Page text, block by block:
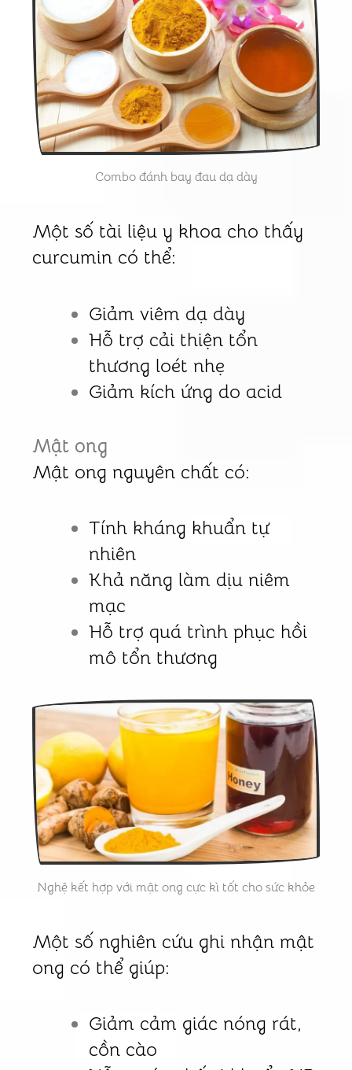
Combo đánh bay đau dạ dày
Một số tài liệu y khoa cho thấy
curcumin có thể:
Giảm viêm dạ dày
Hỗ trợ cải thiện tổn
thương loét nhẹ
Giảm kích ứng do acid
Mật ong
Mật ong nguyên chất có:
Tính kháng khuẩn tự
nhiên
Khả năng làm dịu niêm
mạc
Hỗ trợ quá trình phục hồi
mô tổn thương
Nghệ kết hợp với mật ong cực kì tốt cho sức khỏe
Một số nghiên cứu ghi nhận mật
ong có thể giúp:
Giảm cảm giác nóng rát,
cồn cào